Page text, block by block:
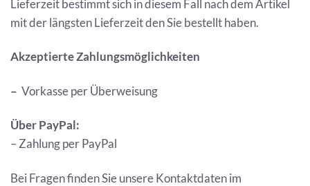
Lieferzeit bestimmt sich in diesem Fall nach dem Artikel
mit der längsten Lieferzeit den Sie bestellt haben.
Akzeptierte Zahlungsmöglichkeiten
– Vorkasse per Überweisung
Über PayPal:
– Zahlung per PayPal
Bei Fragen finden Sie unsere Kontaktdaten im